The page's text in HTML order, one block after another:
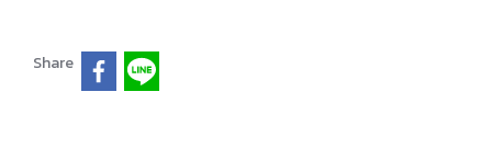
Share